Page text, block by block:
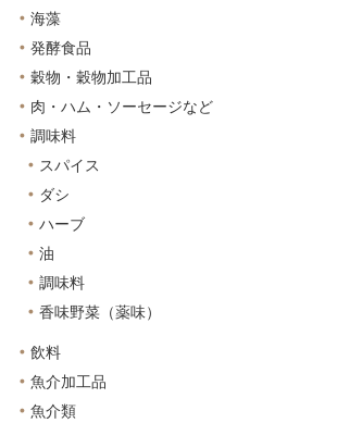
海藻
発酵食品
穀物・穀物加工品
肉・ハム・ソーセージなど
調味料
スパイス
ダシ
ハーブ
油
調味料
香味野菜（薬味）
飲料
魚介加工品
魚介類